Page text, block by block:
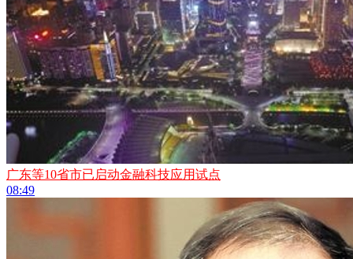
广东等10省市已启动金融科技应用试点
08:49